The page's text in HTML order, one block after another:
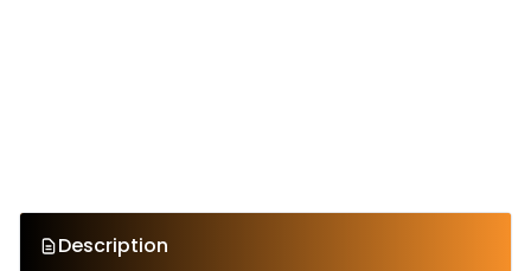
Description